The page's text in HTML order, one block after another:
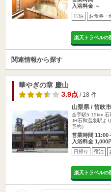
入浴料金 ～
宿泊 お食事・
楽天トラベルの
関連情報から探す
華やぎの章 慶山
3.9点/ 18 件
山梨県 / 笛吹
金手駅5.15km 石
JR石和温泉駅よ
予約）
営業時間 11:00
入浴料金 1,000
日帰り 宿泊
楽天トラベルの